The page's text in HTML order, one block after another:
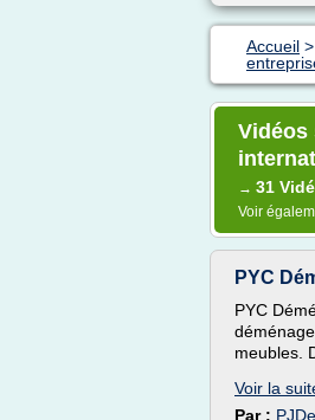
Accueil >
Vidéos
→ 31
Voir
PYC
PYC
meubles.
Voir la
Par :